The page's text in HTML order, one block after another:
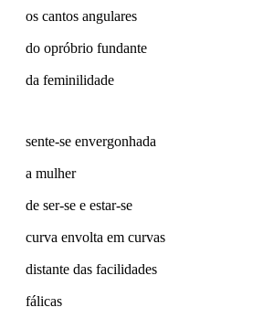
os cantos angulares
do opróbrio fundante
da feminilidade
sente-se envergonhada
a mulher
de ser-se e estar-se
curva envolta em curvas
distante das facilidades
fálicas